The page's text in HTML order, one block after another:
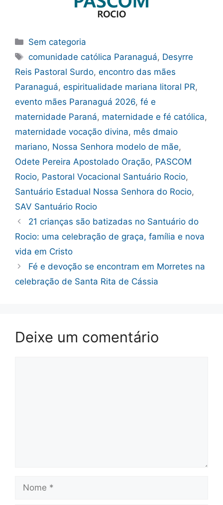
Categorias
Sem categoria
Tags
comunidade católica Paranaguá, Desyrre
Reis Pastoral Surdo, encontro das mães
Paranaguá, espiritualidade mariana litoral PR,
evento mães Paranaguá 2026, fé e
maternidade Paraná, maternidade e fé católica,
maternidade vocação divina, mês dmaio
mariano, Nossa Senhora modelo de mãe,
Odete Pereira Apostolado Oração, PASCOM
Rocio, Pastoral Vocacional Santuário Rocio,
Santuário Estadual Nossa Senhora do Rocio,
SAV Santuário Rocio
21 crianças são batizadas no Santuário do
Rocio: uma celebração de graça, família e nova
vida em Cristo
Fé e devoção se encontram em Morretes na
celebração de Santa Rita de Cássia
Deixe um comentário